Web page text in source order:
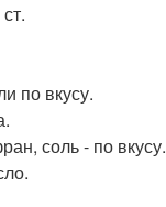
по вкусу.
соль - по вкусу.